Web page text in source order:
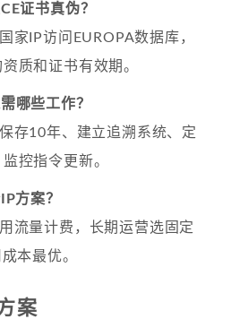
证书真伪？
家IP访问EUROPA数据库，
质和证书有效期。
哪些工作？
存10年、建立追溯系统、定
控指令更新。
方案？
流量计费，长期运营选固定
本最优。
案